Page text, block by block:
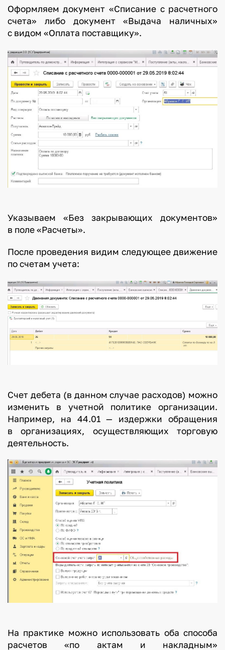
Оформляем документ «Списание с расчетного
счета» либо документ «Выдача наличных»
с видом «Оплата поставщику».
Указываем «Без закрывающих документов»
в поле «Расчеты».
После проведения видим следующее движение
по счетам учета:
Счет дебета (в данном случае расходов) можно
изменить в учетной политике организации.
Например, на 44.01 — издержки обращения
в организациях, осуществляющих торговую
деятельность.
На практике можно использовать оба способа
расчетов «по актам и накладным»